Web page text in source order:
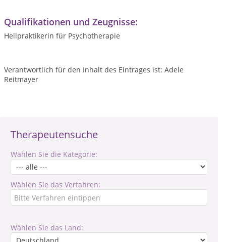
Therapeutensuche
Wählen Sie die Kategorie:
Wählen Sie das Verfahren:
Wählen Sie das Land:
Qualifikationen und Zeugnisse:
Heilpraktikerin für Psychotherapie
Verantwortlich für den Inhalt des Eintrages ist: Adele
Reitmayer